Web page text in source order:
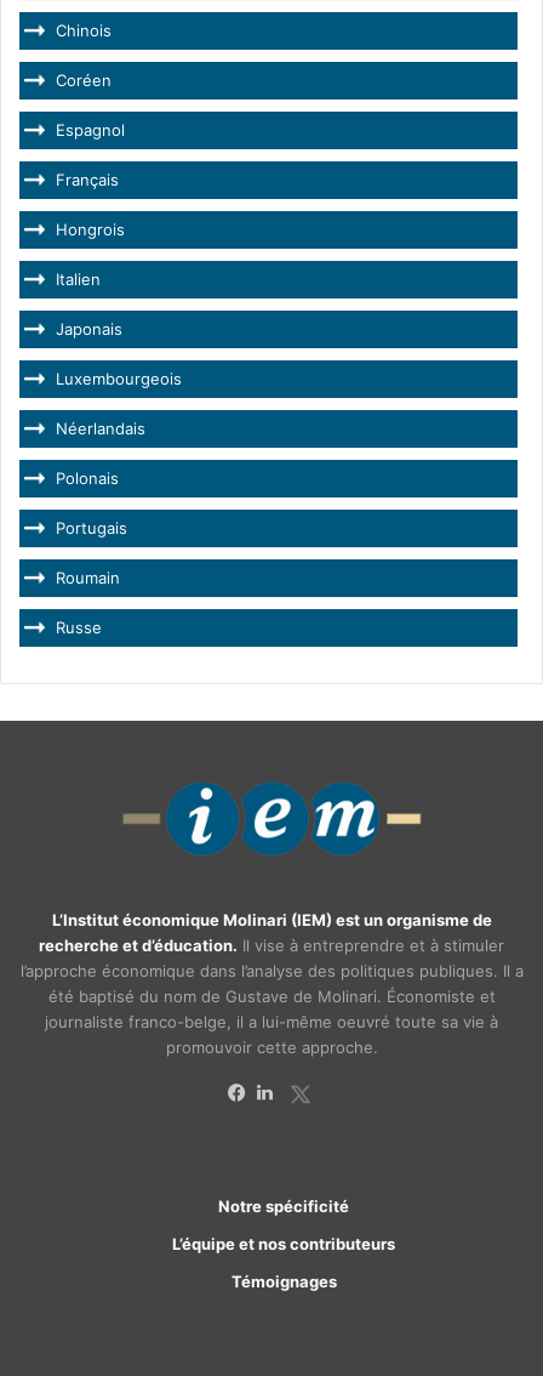
Chinois
Coréen
Espagnol
Français
Hongrois
Italien
Japonais
Luxembourgeois
Néerlandais
Polonais
Portugais
Roumain
Russe
L’Institut économique Molinari (IEM) est un organisme de
recherche et d’éducation. Il vise à entreprendre et à stimuler
l’approche économique dans l’analyse des politiques publiques. Il a
été baptisé du nom de Gustave de Molinari. Économiste et
journaliste franco-belge, il a lui-même oeuvré toute sa vie à
promouvoir cette approche.
Notre spécificité
L’équipe et nos contributeurs
Témoignages